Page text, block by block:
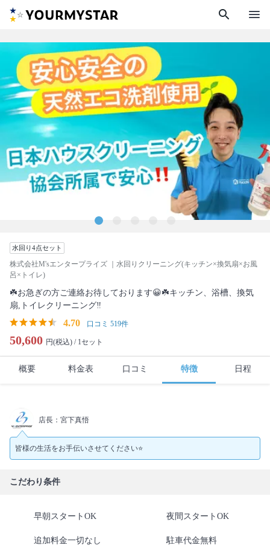
search menu
水回り4点セット
株式会社M'sエンタープライズ ｜水回りクリーニング(キッチン×換気扇×お風
呂×トイレ)
☘️お急ぎの方ご連絡お待しております😀☘️キッチン、浴槽、換気
扇,トイレクリーニング‼️
4.70 口コミ 519件
50,600 円(税込) / 1セット
概要 料金表 口コミ 特徴 日程
店長：宮下真悟
皆様の生活をお手伝いさせてください⭐️
こだわり条件
早朝スタートOK 夜間スタートOK
追加料金一切なし 駐車代金無料